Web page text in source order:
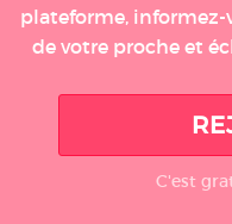
plateforme, informez-
de votre proche et
C'est